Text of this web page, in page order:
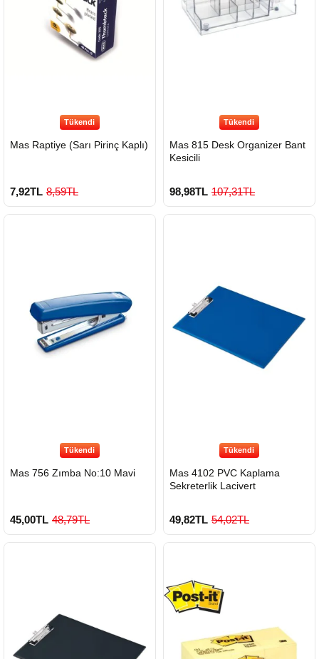
Tükendi
Mas Raptiye (Sarı Pirinç Kaplı)
7,92TL 8,59TL
Tükendi
Mas 815 Desk Organizer Bant
Kesicili
98,98TL 107,31TL
Tükendi
Mas 756 Zımba No:10 Mavi
45,00TL 48,79TL
Tükendi
Mas 4102 PVC Kaplama
Sekreterlik Lacivert
49,82TL 54,02TL